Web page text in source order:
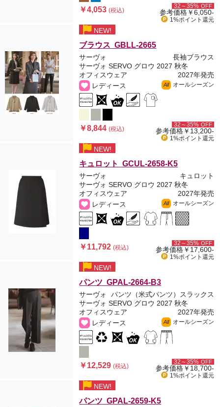
￥4,053(税込)
32～35% OFF
参考価格￥6,050-
1%ポイント 還元
NEW!
ブラウス GBLL-2665
サーヴォ
長袖ブラウス
サーヴォ SERVO グロウ 2027 秋冬
オフィスウェア
2027年発売
レディース
All オールシーズン
￥8,844(税込)
32～35% OFF
参考価格￥13,200-
1%ポイント 還元
NEW!
キュロット GCUL-2658-K5
サーヴォ
キュロット
サーヴォ SERVO グロウ 2027 秋冬
オフィスウェア
2027年発売
レディース
All オールシーズン
￥11,792(税込)
32～35% OFF
参考価格￥17,600-
1%ポイント 還元
NEW!
パンツ GPAL-2664-B3
サーヴォ
パンツ（米式パンツ）スラックス
サーヴォ SERVO グロウ 2027 秋冬
オフィスウェア
2027年発売
レディース
All オールシーズン
￥12,529(税込)
32～35% OFF
参考価格￥18,700-
1%ポイント 還元
NEW!
パンツ GPAL-2659-K5